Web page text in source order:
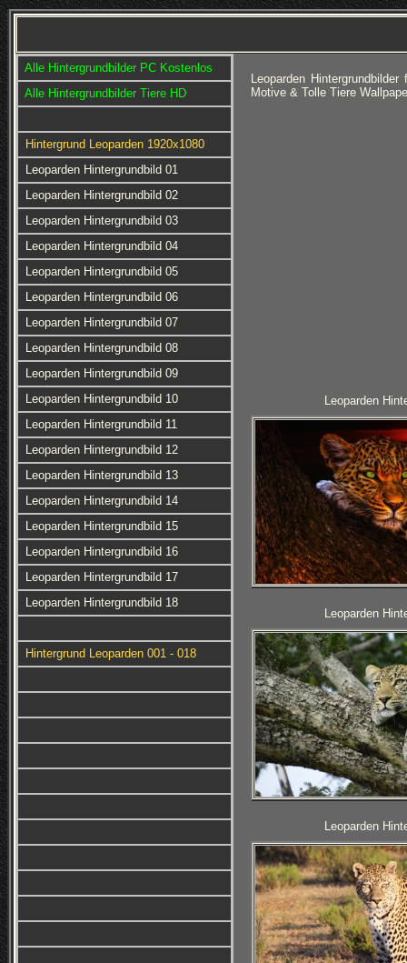
Alle Hintergrundbilder PC Kostenlos
Alle Hintergrundbilder Tiere HD
Hintergrund Leoparden 1920x1080
Leoparden Hintergrundbild 01
Leoparden Hintergrundbild 02
Leoparden Hintergrundbild 03
Leoparden Hintergrundbild 04
Leoparden Hintergrundbild 05
Leoparden Hintergrundbild 06
Leoparden Hintergrundbild 07
Leoparden Hintergrundbild 08
Leoparden Hintergrundbild 09
Leoparden Hintergrundbild 10
Leoparden Hintergrundbild 11
Leoparden Hintergrundbild 12
Leoparden Hintergrundbild 13
Leoparden Hintergrundbild 14
Leoparden Hintergrundbild 15
Leoparden Hintergrundbild 16
Leoparden Hintergrundbild 17
Leoparden Hintergrundbild 18
Hintergrund Leoparden 001 - 018
Leoparden
Motive & Tolle Tiere
Leoparden
Leoparden
Leoparden